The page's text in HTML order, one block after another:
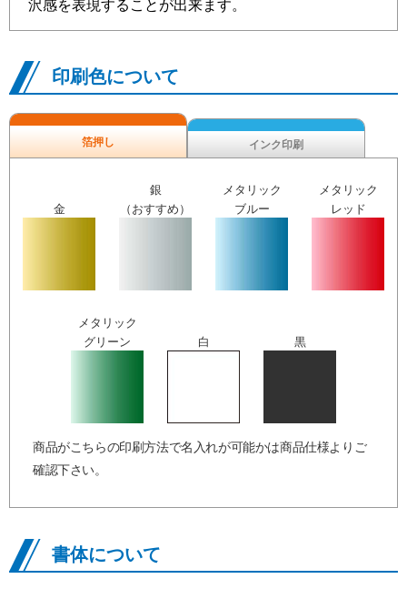
沢感を表現することが出来ます。
印刷色について
箔押し インク印刷
金
銀
（おすすめ）
メタリック
ブルー
メタリック
レッド
メタリック
グリーン
白 黒
商品がこちらの印刷方法で名入れが可能かは商品仕様よりご
確認下さい。
書体について